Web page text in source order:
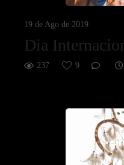
19 de Ago de 2019
Dia
237 9